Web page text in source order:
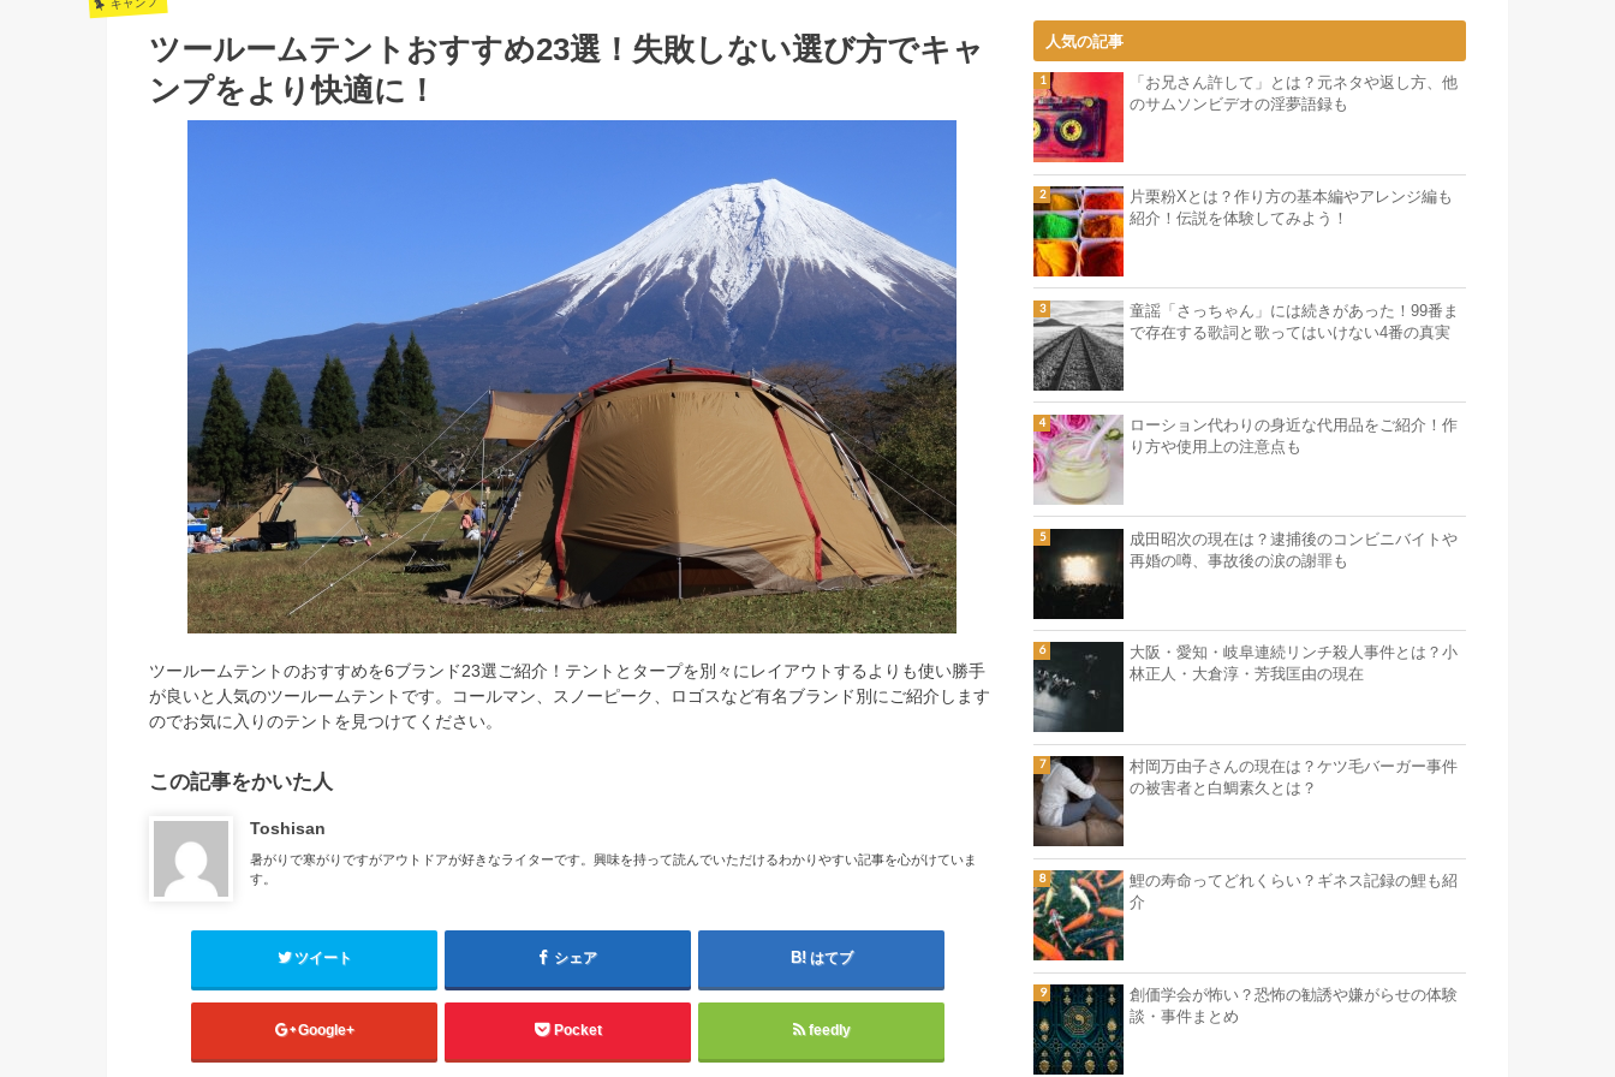
ツールームテントおすすめ23選！失敗しない選び方でキャ
ンプをより快適に！
ツールームテントのおすすめを6ブランド23選ご紹介！テントとタープを別々にレイアウトするよりも使い勝手
が良いと人気のツールームテントです。コールマン、スノーピーク、ロゴスなど有名ブランド別にご紹介します
のでお気に入りのテントを見つけてください。
この記事をかいた人
Toshisan
暑がりで寒がりですがアウトドアが好きなライターです。興味を持って読んでいただけるわかりやすい記事を心がけていま
す。
ツイート シェア はてブ
Google+ Pocket feedly
人気の記事
「お兄さん許して」とは？元ネタや返し方、他
のサムソンビデオの淫夢語録も
片栗粉Xとは？作り方の基本編やアレンジ編も
紹介！伝説を体験してみよう！
童謡「さっちゃん」には続きがあった！99番ま
で存在する歌詞と歌ってはいけない4番の真実
ローション代わりの身近な代用品をご紹介！作
り方や使用上の注意点も
成田昭次の現在は？逮捕後のコンビニバイトや
再婚の噂、事故後の涙の謝罪も
大阪・愛知・岐阜連続リンチ殺人事件とは？小
林正人・大倉淳・芳我匡由の現在
村岡万由子さんの現在は？ケツ毛バーガー事件
の被害者と白鯛素久とは？
鯉の寿命ってどれくらい？ギネス記録の鯉も紹
介
創価学会が怖い？恐怖の勧誘や嫌がらせの体験
談・事件まとめ